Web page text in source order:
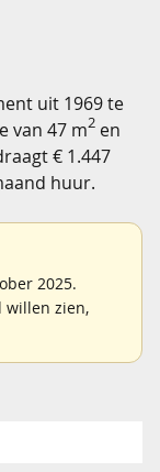
uit 1969 te
van 47 m2 en
€ 1.447
huur.
2025.
willen zien,